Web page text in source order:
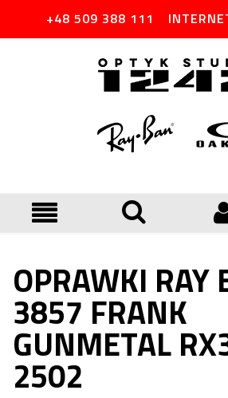
+48 509 388 111
OPRAWKI RAY
3857 FRANK
GUNMETAL
2502